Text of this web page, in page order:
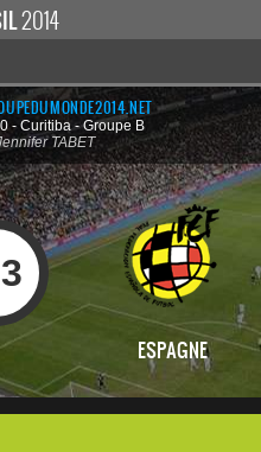
2014
- Curitiba - Groupe B
TABET
3
ESPAGNE